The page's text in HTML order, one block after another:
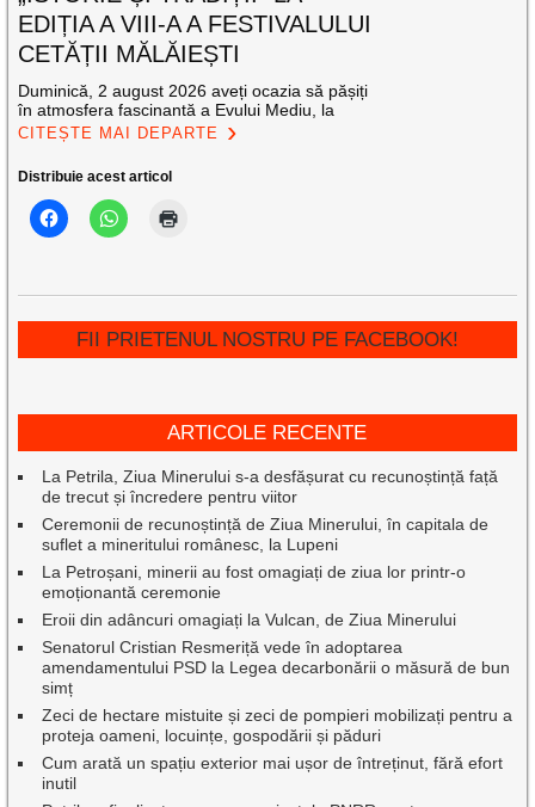
EDIȚIA A VIII-A A FESTIVALULUI
CETĂȚII MĂLĂIEȘTI
Duminică, 2 august 2026 aveți ocazia să pășiți
în atmosfera fascinantă a Evului Mediu, la
CITEȘTE MAI DEPARTE
Distribuie acest articol
FII PRIETENUL NOSTRU PE FACEBOOK!
ARTICOLE RECENTE
La Petrila, Ziua Minerului s-a desfășurat cu recunoștință față
de trecut și încredere pentru viitor
Ceremonii de recunoștință de Ziua Minerului, în capitala de
suflet a mineritului românesc, la Lupeni
La Petroșani, minerii au fost omagiați de ziua lor printr-o
emoționantă ceremonie
Eroii din adâncuri omagiați la Vulcan, de Ziua Minerului
Senatorul Cristian Resmeriță vede în adoptarea
amendamentului PSD la Legea decarbonării o măsură de bun
simț
Zeci de hectare mistuite și zeci de pompieri mobilizați pentru a
proteja oameni, locuințe, gospodării și păduri
Cum arată un spațiu exterior mai ușor de întreținut, fără efort
inutil